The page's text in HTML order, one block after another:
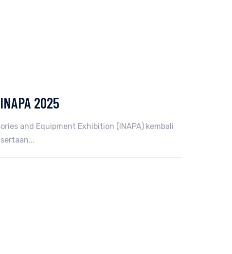
2025
and Equipment Exhibition (INAPA) kembali